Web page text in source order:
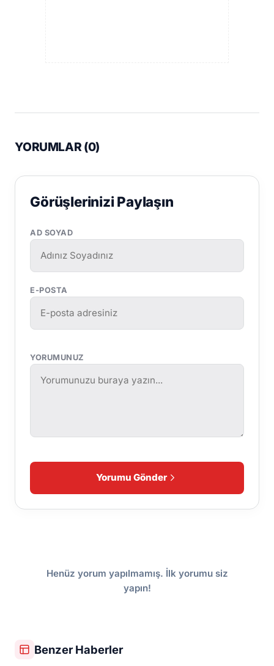
YORUMLAR (0)
Görüşlerinizi Paylaşın
AD SOYAD
E-POSTA
YORUMUNUZ
Yorumu Gönder
Henüz yorum yapılmamış. İlk yorumu siz
yapın!
Benzer Haberler